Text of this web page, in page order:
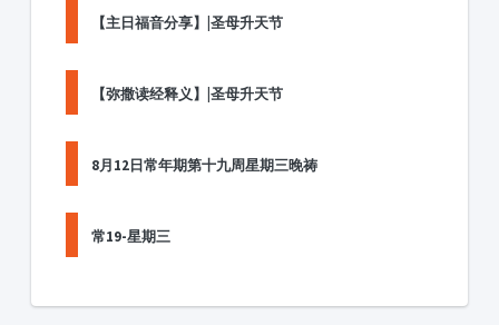
【主日福音分享】|圣母升天节
【弥撒读经释义】|圣母升天节
8月12日常年期第十九周星期三晚祷
常19-星期三